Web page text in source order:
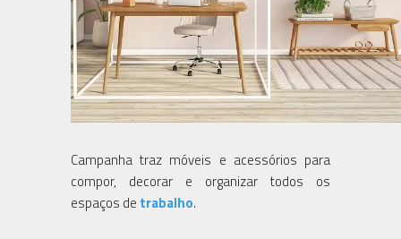
Campanha traz móveis e acessórios para
compor, decorar e organizar todos os
espaços de trabalho.